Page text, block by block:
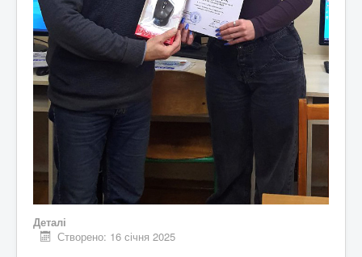
Деталі
Створено: 16 січня 2025